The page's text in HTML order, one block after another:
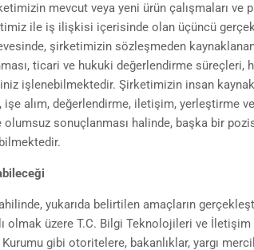
mevcut veya yeni ürün çalışmaları ve
ile iş ilişkisi içerisinde olan üçüncü
şirketimizin sözleşmeden
ticari ve hukuki değerlendirme süreçleri,
işlenebilmektedir. Şirketimizin insan
alım, değerlendirme, iletişim, yerleştirme
sonuçlanması halinde, başka bir
yukarıda belirtilen amaçların
olmak üzere T.C. Bilgi Teknolojileri ve İletişim
gibi otoritelere, bakanlıklar, yargı